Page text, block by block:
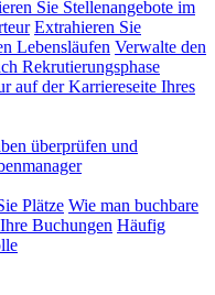
Sie Stellenangebote im
Extrahieren Sie
Lebensläufen Verwalte den
Rekrutierungsphase
auf der Karriereseite Ihres
überprüfen und
Plätze Wie man buchbare
Buchungen Häufig